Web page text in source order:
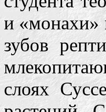
и «монахи»
зубов
слоях